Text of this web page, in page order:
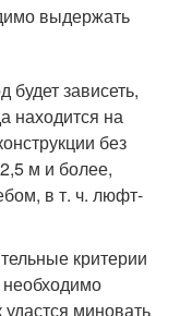
выдержать
зависеть,
находится на
без
м и более,
в т. ч. люфт-
критерии
миновать